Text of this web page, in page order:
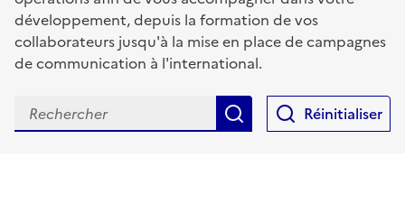
développement, depuis la formation de vos
collaborateurs jusqu'à la mise en place de campagnes
de communication à l'international.
RechercherRéinitialiser